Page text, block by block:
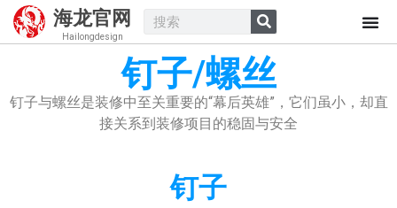
海龙官网
Hailongdesign
钉子/螺丝
钉子与螺丝是装修中至关重要的“幕后英雄”，它们虽小，却直
接关系到装修项目的稳固与安全
钉子